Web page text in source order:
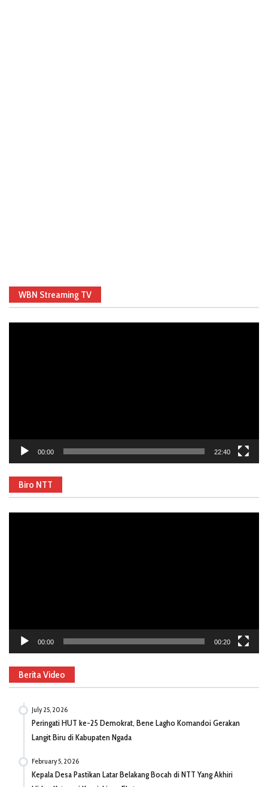
WBN Streaming TV
00:00 22:40
Biro NTT
00:00 00:20
Berita Video
July 25, 2026
Peringati HUT ke-25 Demokrat, Bene Lagho Komandoi Gerakan
Langit Biru di Kabupaten Ngada
February 5, 2026
Kepala Desa Pastikan Latar Belakang Bocah di NTT Yang Akhiri